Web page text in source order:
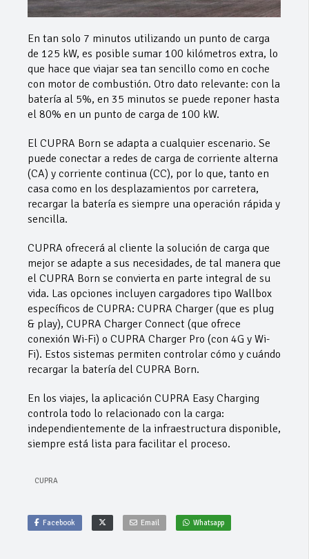
En tan solo 7 minutos utilizando un punto de carga
de 125 kW, es posible sumar 100 kilómetros extra, lo
que hace que viajar sea tan sencillo como en coche
con motor de combustión. Otro dato relevante: con la
batería al 5%, en 35 minutos se puede reponer hasta
el 80% en un punto de carga de 100 kW.
El CUPRA Born se adapta a cualquier escenario. Se
puede conectar a redes de carga de corriente alterna
(CA) y corriente continua (CC), por lo que, tanto en
casa como en los desplazamientos por carretera,
recargar la batería es siempre una operación rápida y
sencilla.
CUPRA ofrecerá al cliente la solución de carga que
mejor se adapte a sus necesidades, de tal manera que
el CUPRA Born se convierta en parte integral de su
vida. Las opciones incluyen cargadores tipo Wallbox
específicos de CUPRA: CUPRA Charger (que es plug
& play), CUPRA Charger Connect (que ofrece
conexión Wi-Fi) o CUPRA Charger Pro (con 4G y Wi-
Fi). Estos sistemas permiten controlar cómo y cuándo
recargar la batería del CUPRA Born.
En los viajes, la aplicación CUPRA Easy Charging
controla todo lo relacionado con la carga:
independientemente de la infraestructura disponible,
siempre está lista para facilitar el proceso.
CUPRA
Facebook Email Whatsapp